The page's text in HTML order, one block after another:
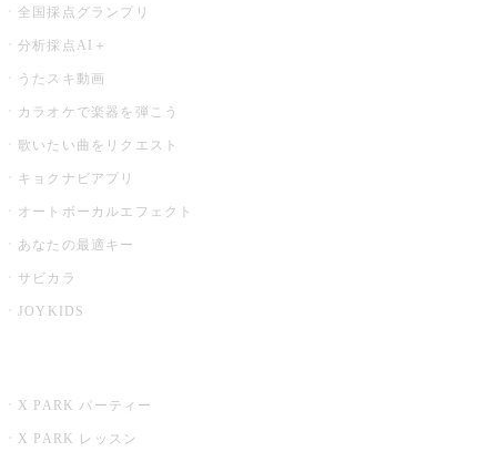
全国採点グランプリ
分析採点AI＋
うたスキ動画
カラオケで楽器を弾こう
歌いたい曲をリクエスト
キョクナビアプリ
オートボーカルエフェクト
あなたの最適キー
サビカラ
JOYKIDS
X PARK パーティー
X PARK レッスン